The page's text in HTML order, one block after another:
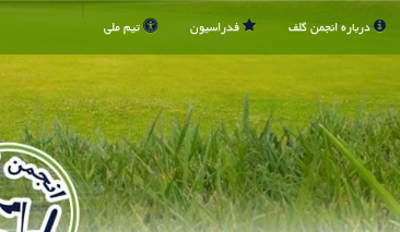
درباره انجمن گلف فدراسیون تیم ملی